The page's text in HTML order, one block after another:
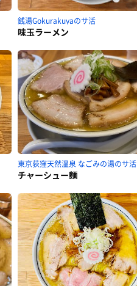
銭湯Gokurakuyaのサ活
味玉ラーメン
東京荻窪天然温泉 なごみの湯のサ活
チャーシュー麵